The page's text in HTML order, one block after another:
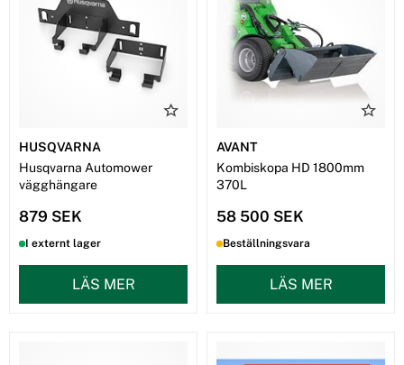
HUSQVARNA
Husqvarna Automower
vägghängare
879 SEK
I externt lager
LÄS MER
AVANT
Kombiskopa HD 1800mm
370L
58 500 SEK
Beställningsvara
LÄS MER